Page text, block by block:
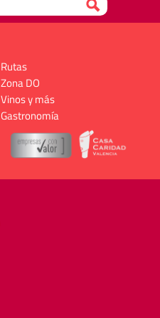
Rutas
Zona DO
Vinos y más
Gastronomía